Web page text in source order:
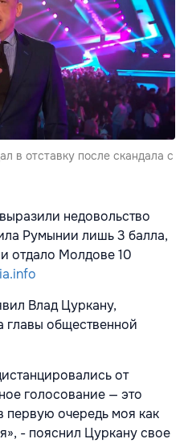
в отставку после скандала с
недовольство
Румынии лишь 3 балла,
отдало Молдове 10
Влад Цуркану,
главы общественной
от
голосование — это
первую очередь моя как
- пояснил Цуркану свое